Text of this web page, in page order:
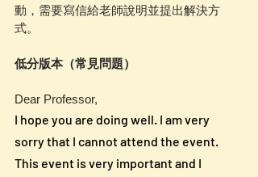
動，需要寫信給老師說明並提出解決方
式。
低分版本（常見問題）
Dear Professor,
I hope you are doing well. I am very
sorry that I cannot attend the event.
This event is very important and I